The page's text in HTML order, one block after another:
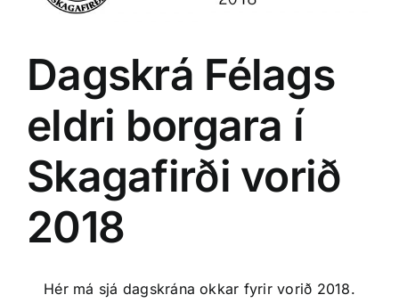
Dagskrá Félags
eldri borgara í
Skagafirði vorið
2018
Hér má sjá dagskrána okkar fyrir vorið 2018.